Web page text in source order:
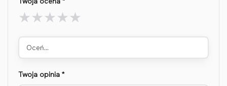
Oceń…
Twoja opinia *